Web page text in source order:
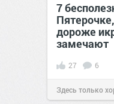
7
дороже
замечают
27 6
Здесь только